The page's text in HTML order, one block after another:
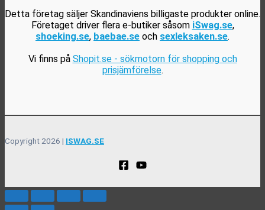
Detta företag säljer Skandinaviens billigaste produkter online.
Företaget driver flera e-butiker såsom iSwag.se,
shoeking.se, baebae.se och sexleksaken.se.
Vi finns på Shopit.se - sökmotorn för shopping och
prisjämförelse.
Copyright 2026 | ISWAG.SE